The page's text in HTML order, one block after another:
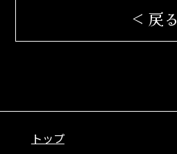
< 戻る
トップ